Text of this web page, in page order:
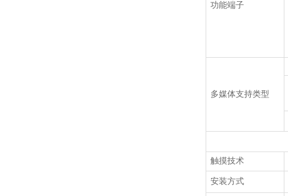
功能端子
多媒体支持类型
触摸技术
安装方式